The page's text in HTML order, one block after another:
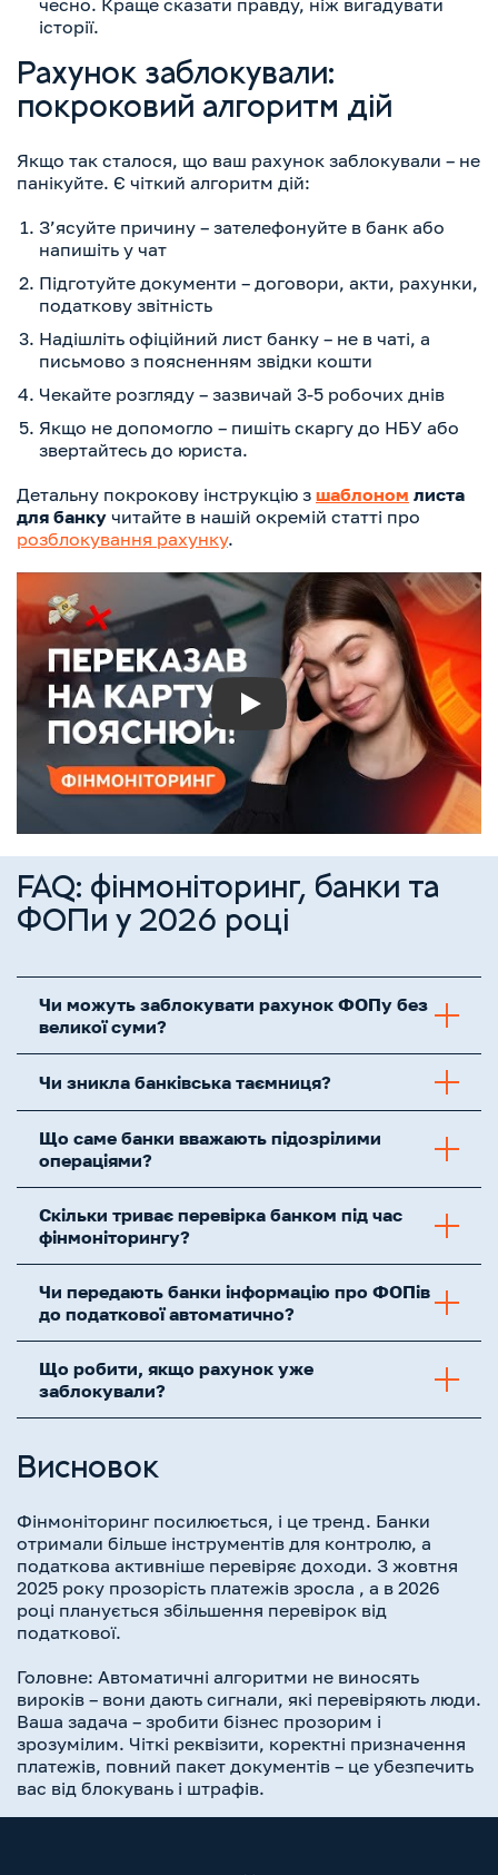
чесно. Краще сказати правду, ніж вигадувати
історії.
Рахунок заблокували:
покроковий алгоритм дій
Якщо так сталося, що ваш рахунок заблокували – не
панікуйте. Є чіткий алгоритм дій:
З’ясуйте причину – зателефонуйте в банк або
напишіть у чат
Підготуйте документи – договори, акти, рахунки,
податкову звітність
Надішліть офіційний лист банку – не в чаті, а
письмово з поясненням звідки кошти
Чекайте розгляду – зазвичай 3-5 робочих днів
Якщо не допомогло – пишіть скаргу до НБУ або
звертайтесь до юриста.
Детальну покрокову інструкцію з шаблоном листа
для банку читайте в нашій окремій статті про
розблокування рахунку.
Play
FAQ: фінмоніторинг, банки та
ФОПи у 2026 році
Чи можуть заблокувати рахунок ФОПу без
великої суми?
Чи зникла банківська таємниця?
Що саме банки вважають підозрілими
операціями?
Скільки триває перевірка банком під час
фінмоніторингу?
Чи передають банки інформацію про ФОПів
до податкової автоматично?
Що робити, якщо рахунок уже
заблокували?
Висновок
Фінмоніторинг посилюється, і це тренд. Банки
отримали більше інструментів для контролю, а
податкова активніше перевіряє доходи. З жовтня
2025 року прозорість платежів зросла , а в 2026
році планується збільшення перевірок від
податкової.
Головне: Автоматичні алгоритми не виносять
вироків – вони дають сигнали, які перевіряють люди.
Ваша задача – зробити бізнес прозорим і
зрозумілим. Чіткі реквізити, коректні призначення
платежів, повний пакет документів – це убезпечить
вас від блокувань і штрафів.